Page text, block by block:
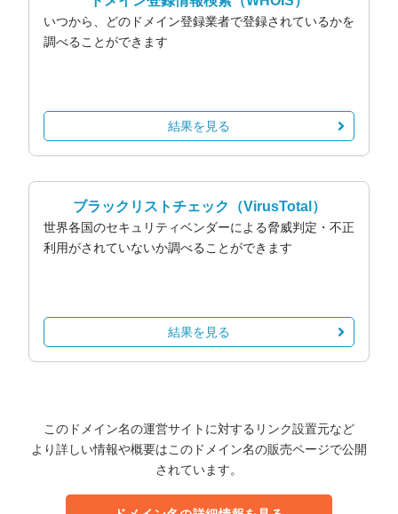
いつから、どのドメイン登録業者で登録されているかを
調べることができます
結果を見る
ブラックリストチェック （VirusTotal）
世界各国のセキュリティベンダーによる脅威判定・不正
利用がされていないか調べることができます
結果を見る
このドメイン名の運営サイトに対するリンク設置元など
より詳しい情報や概要はこのドメイン名の販売ページで公開
されています。